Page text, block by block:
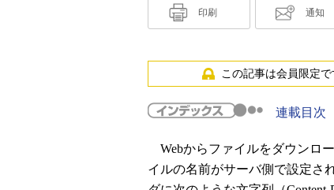
印刷 通知
この記事は会員限定で
連載目次
Webからファイルをダウンロ
イルの名前がサーバ側で設定さ